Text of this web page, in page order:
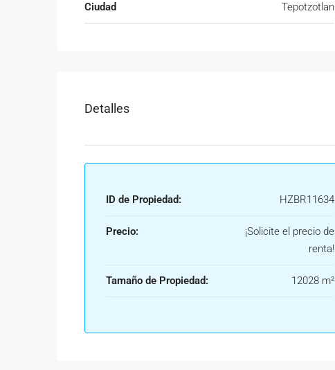
Ciudad Tepotzotlan
Detalles
ID de Propiedad: HZBR11634
Precio:
¡Solicite el precio de
renta!
Tamaño de Propiedad: 12028 m²